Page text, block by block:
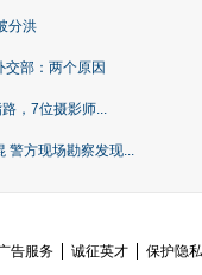
分洪
部：两个原因
，7位摄影师...
警方现场勘察发现...
告服务 诚征英才
保护隐